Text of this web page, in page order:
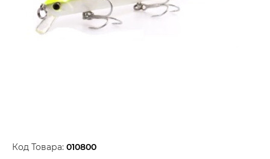
Код Товара: 010800